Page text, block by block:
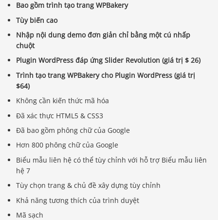
Bao gồm trình tạo trang WPBakery
Tùy biến cao
Nhập nội dung demo đơn giản chỉ bằng một cú nhấp
chuột
Plugin WordPress đáp ứng Slider Revolution (giá trị $ 26)
Trình tạo trang WPBakery cho Plugin WordPress (giá trị
$64)
Không cần kiến ​​thức mã hóa
Đã xác thực HTML5 & CSS3
Đã bao gồm phông chữ của Google
Hơn 800 phông chữ của Google
Biểu mẫu liên hệ có thể tùy chỉnh với hỗ trợ Biểu mẫu liên
hệ 7
Tùy chọn trang & chủ đề xây dựng tùy chỉnh
Khả năng tương thích của trình duyệt
Mã sạch